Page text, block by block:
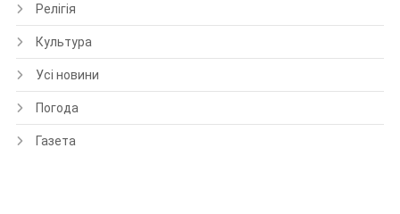
Релігія
Культура
Усі новини
Погода
Газета